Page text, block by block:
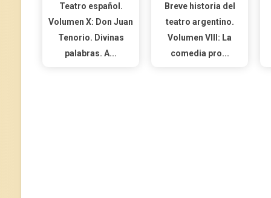
Teatro español.
Volumen X: Don Juan
Tenorio. Divinas
palabras. A...
Breve historia del
teatro argentino.
Volumen VIII: La
comedia pro...